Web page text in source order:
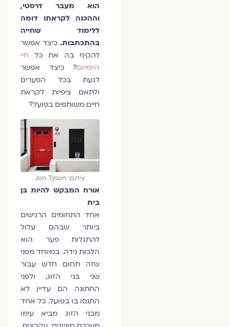
הוא מעבר דרסטי,
וההכנה לקראתו דומה
ללימוד שחייה
בהתכתבות.כיצד אפשר
להקיף בה את כל חיי
היומיום? כיצד אפשר
לגעת בכל הפערים
ולתאם ציפיות לקראת
חיים משותפים בפועל?
צילום: Jon Tyson
אורח המבקש להיות בן
בית
אחד התחומים הרגישים
ביותר שבהם עלול
להתגלות פער הוא
הלכות נידה. במיוחד מפני
שזה תחום חדש עבור
שני בני הזוג, ולפני
החתונה הם עדיין לא
התנסו בו בפועל. כל אחד
מבני הזוג מביא עימו